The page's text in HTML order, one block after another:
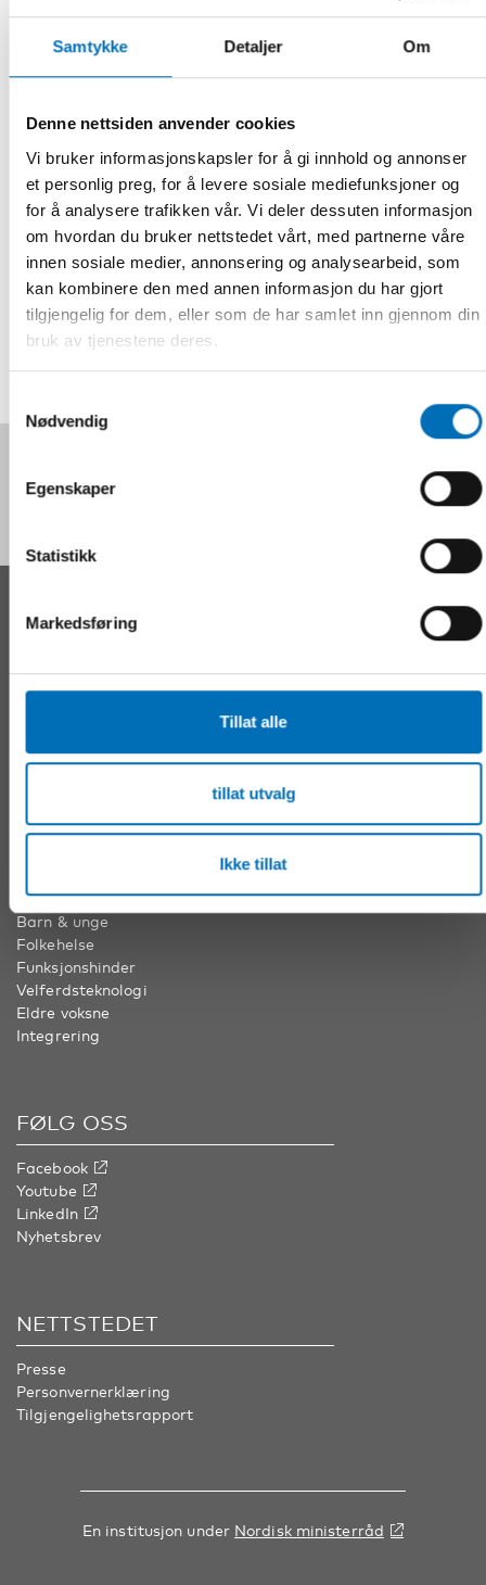
Samtykke Detaljer Om
Denne nettsiden anvender cookies
Vi bruker informasjonskapsler for å gi innhold og annonser
et personlig preg, for å levere sosiale mediefunksjoner og
for å analysere trafikken vår. Vi deler dessuten informasjon
om hvordan du bruker nettstedet vårt, med partnerne våre
innen sosiale medier, annonsering og analysearbeid, som
kan kombinere den med annen informasjon du har gjort
tilgjengelig for dem, eller som de har samlet inn gjennom din
bruk av tjenestene deres.
Nødvendig
Egenskaper
Statistikk
Markedsføring
Tillat alle
tillat utvalg
Ikke tillat
Helena Lohmann, Operations manager, Nordic Welfare
helena.lohmann@nordicwelfare.org
Registrering og informasjon
DEL
KONTAKT
Tel:+358 (0)20 7410 880
VÅRE FAGOMRÅDER
Barn & unge
Folkehelse
Funksjonshinder
Velferdsteknologi
Eldre voksne
Integrering
FØLG OSS
Facebook
Youtube
LinkedIn
Nyhetsbrev
NETTSTEDET
Presse
Personvernerklæring
Tilgjengelighetsrapport
En institusjon under Nordisk ministerråd